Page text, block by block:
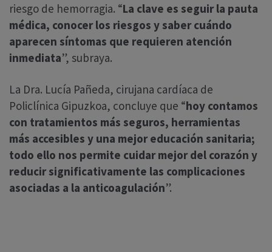
riesgo de hemorragia. “La clave es seguir la pauta
médica, conocer los riesgos y saber cuándo
aparecen síntomas que requieren atención
inmediata”, subraya.
La Dra. Lucía Pañeda, cirujana cardíaca de
Policlínica Gipuzkoa, concluye que “hoy contamos
con tratamientos más seguros, herramientas
más accesibles y una mejor educación sanitaria;
todo ello nos permite cuidar mejor del corazón y
reducir significativamente las complicaciones
asociadas a la anticoagulación”.